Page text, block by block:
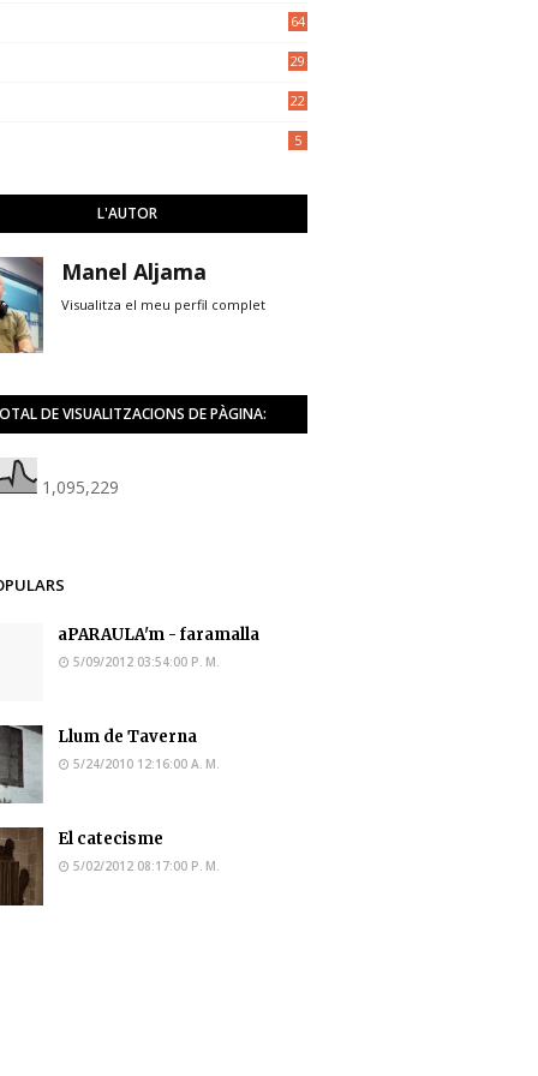
64
29
22
5
L'AUTOR
Manel Aljama
Visualitza el meu perfil complet
DE VISUALITZACIONS DE PÀGINA:
1,095,229
aPARAULA'm - faramalla
5/09/2012 03:54:00 P. M.
Llum de Taverna
5/24/2010 12:16:00 A. M.
El catecisme
5/02/2012 08:17:00 P. M.